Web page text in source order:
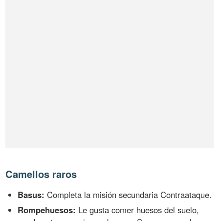
Camellos raros
Basus: Completa la misión secundaria Contraataque.
Rompehuesos: Le gusta comer huesos del suelo,